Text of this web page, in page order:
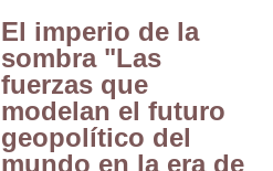
El imperio de la
sombra "Las
fuerzas que
modelan el futuro
geopolítico del
mundo en la era de